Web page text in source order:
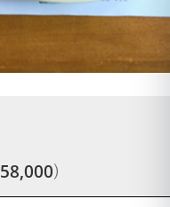
58,000